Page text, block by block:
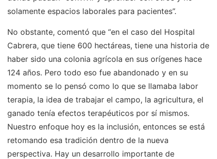
solamente espacios laborales para pacientes”.
No obstante, comentó que “en el caso del Hospital
Cabrera, que tiene 600 hectáreas, tiene una historia de
haber sido una colonia agrícola en sus orígenes hace
124 años. Pero todo eso fue abandonado y en su
momento se lo pensó como lo que se llamaba labor
terapia, la idea de trabajar el campo, la agricultura, el
ganado tenía efectos terapéuticos por sí mismos.
Nuestro enfoque hoy es la inclusión, entonces se está
retomando esa tradición dentro de la nueva
perspectiva. Hay un desarrollo importante de